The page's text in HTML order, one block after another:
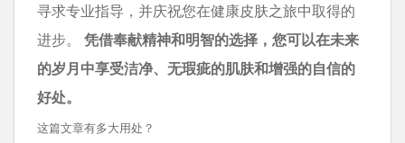
寻求专业指导，并庆祝您在健康皮肤之旅中取得的
进步。 凭借奉献精神和明智的选择，您可以在未来
的岁月中享受洁净、无瑕疵的肌肤和增强的自信的
好处。
这篇文章有多大用处？